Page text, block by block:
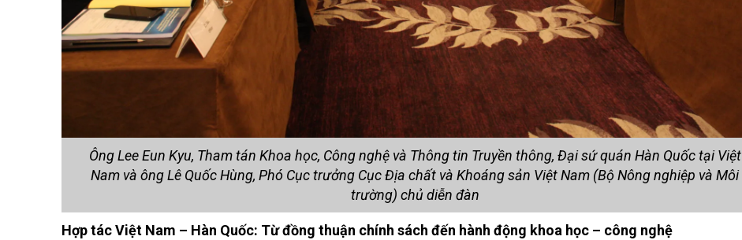
Ông Lee Eun Kyu, Tham tán Khoa học, Công nghệ và Thông tin Truyền thông, Đại sứ quán Hàn Quốc tại Việt
Nam và ông Lê Quốc Hùng, Phó Cục trưởng Cục Địa chất và Khoáng sản Việt Nam (Bộ Nông nghiệp và Môi
trường) chủ diễn đàn
Hợp tác Việt Nam – Hàn Quốc: Từ đồng thuận chính sách đến hành động khoa học – công nghệ